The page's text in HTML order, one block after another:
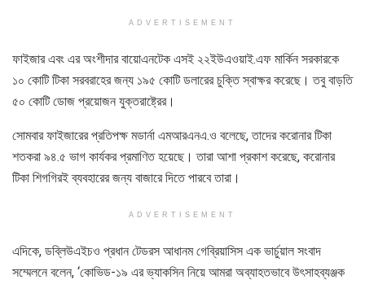
ADVERTISEMENT
ফাইজার এবং এর অংশীদার বায়োএনটেক এসই ২২ইউএওয়াই.এফ মার্কিন সরকারকে
১০ কোটি টিকা সরবরাহের জন্য ১৯৫ কোটি ডলারের চুক্তি স্বাক্ষর করেছে। তবু বাড়তি
৫০ কোটি ডোজ প্রয়োজন যুক্তরাষ্ট্রের।
সোমবার ফাইজারের প্রতিপক্ষ মডার্না এমআরএনএ.ও বলেছে, তাদের করোনার টিকা
শতকরা ৯৪.৫ ভাগ কার্যকর প্রমাণিত হয়েছে। তারা আশা প্রকাশ করেছে, করোনার
টিকা শিগগিরই ব্যবহারের জন্য বাজারে দিতে পারবে তারা।
ADVERTISEMENT
এদিকে, ডব্লিউএইচও প্রধান টেডরস আধানম গেব্রিয়াসিস এক ভার্চুয়াল সংবাদ
সম্মেলনে বলেন, ‘কোভিড-১৯ এর ভ্যাকসিন নিয়ে আমরা অব্যাহতভাবে উৎসাহব্যঞ্জক